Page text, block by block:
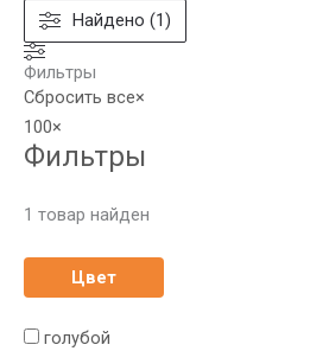
Найдено (1)
Фильтры
Сбросить все×
100×
Фильтры
1 товар найден
Цвет
голубой